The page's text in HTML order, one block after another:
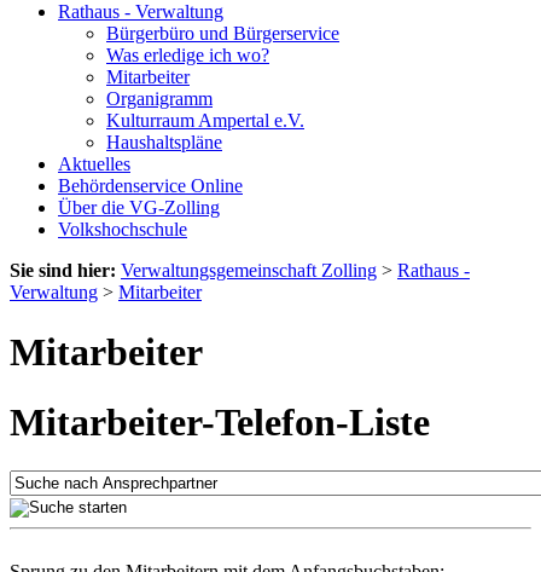
Rathaus - Verwaltung
Bürgerbüro und Bürgerservice
Was erledige ich wo?
Mitarbeiter
Organigramm
Kulturraum Ampertal e.V.
Haushaltspläne
Aktuelles
Behördenservice Online
Über die VG-Zolling
Volkshochschule
Sie sind hier: Verwaltungsgemeinschaft Zolling > Rathaus -
Verwaltung > Mitarbeiter
Mitarbeiter
Mitarbeiter-Telefon-Liste